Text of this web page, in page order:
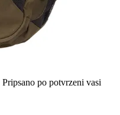
Pripsano po potvrzeni vasi